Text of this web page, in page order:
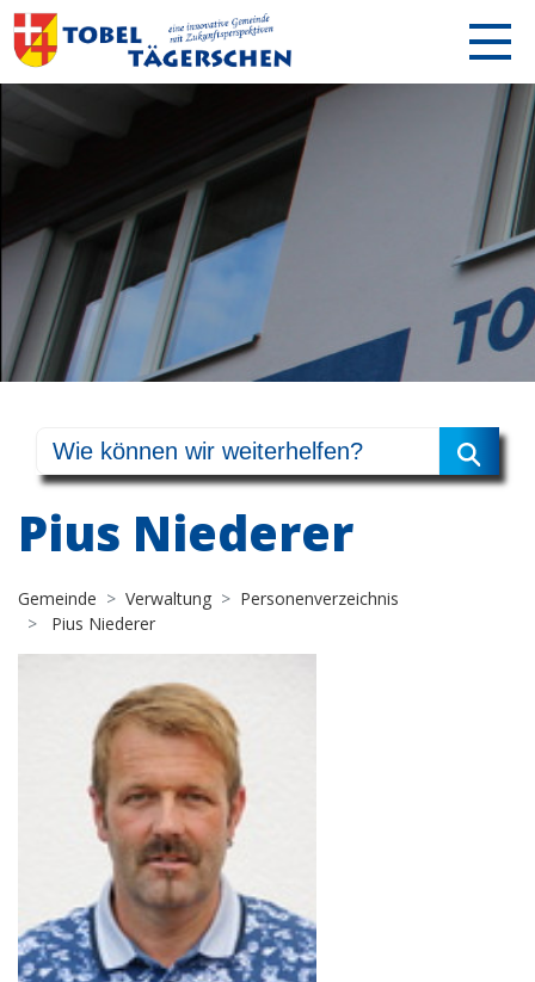
Pius Niederer
Gemeinde Verwaltung
Personenverzeichnis
Pius Niederer